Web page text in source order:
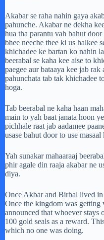
Akabar se raha nahin gaya
pahunche. Akabar ne dekha
hua tha parantu vah bahut
bhee neeche thee ki us halkee
khichadee ke bartan ko nahin
beerabal se kaha kee aise to
paegee aur bataaya kee jab
pahunchata tab tak khichadee
hoga.
Tab beerabal ne kaha haan
main to yah baat janata hoon
pichhale raat jab aadamee
usase bahut door to use
Yah sunakar mahaaraaj
phir agale din raaja akabar ne
diya.
Once Akbar and Birbal lived
Once the kingdom was
announced that whoever
100 gold seals as a reward.
which no one was doing.